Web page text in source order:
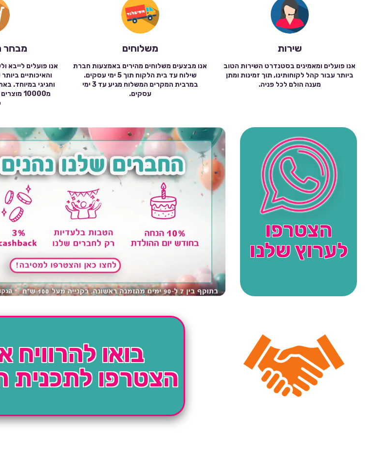
שירות
אנו פועלים ומאמינים בסטנדרט השירות הטוב
ביותר עבור קהל לקוחותינו, תוך זמינות ומתן
מענה הולם לכל פניה.
משלוחים
אנו מבצעים משלוחים מהירים באמצעות חברת
שילוח עד בית הלקוח תוך 5 ימי עסקים.
במרבית המקרים המשלוח מגיע עד 3 ימי
עסקים.
מבחר
אנו פועלים לייבא
והאיכותיים
וחגיגי במיוחד.
מ10000
הצטרפו
לערוץ שלנו
בואו להרוויח
הצטרפו לתכנית